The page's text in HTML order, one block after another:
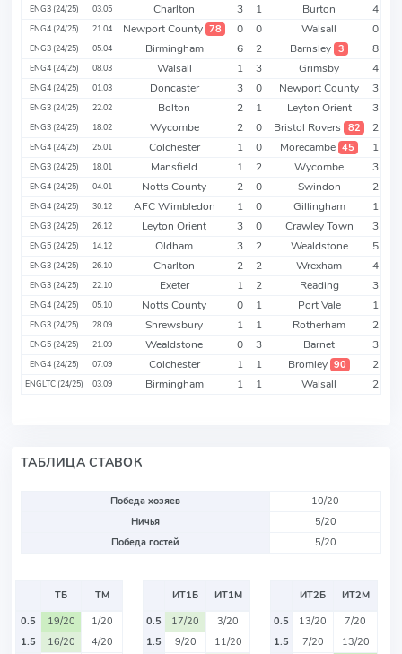
ENG3 (24/25) 03.05 Charlton 3 1 Burton 4
ENG4 (24/25) 21.04 Newport County 78 0 0 Walsall 0
ENG3 (24/25) 05.04 Birmingham 6 2 Barnsley 3 8
ENG4 (24/25) 08.03 Walsall 1 3 Grimsby 4
ENG4 (24/25) 01.03 Doncaster 3 0 Newport County 3
ENG3 (24/25) 22.02 Bolton 2 1 Leyton Orient 3
ENG3 (24/25) 18.02 Wycombe 2 0 Bristol Rovers 82 2
ENG4 (24/25) 25.01 Colchester 1 0 Morecambe 45 1
ENG3 (24/25) 18.01 Mansfield 1 2 Wycombe 3
ENG4 (24/25) 04.01 Notts County 2 0 Swindon 2
ENG4 (24/25) 30.12 AFC Wimbledon 1 0 Gillingham 1
ENG3 (24/25) 26.12 Leyton Orient 3 0 Crawley Town 3
ENG5 (24/25) 14.12 Oldham 3 2 Wealdstone 5
ENG3 (24/25) 26.10 Charlton 2 2 Wrexham 4
ENG3 (24/25) 22.10 Exeter 1 2 Reading 3
ENG4 (24/25) 05.10 Notts County 0 1 Port Vale 1
ENG3 (24/25) 28.09 Shrewsbury 1 1 Rotherham 2
ENG5 (24/25) 21.09 Wealdstone 0 3 Barnet 3
ENG4 (24/25) 07.09 Colchester 1 1 Bromley 90 2
ENGLTC (24/25) 03.09 Birmingham 1 1 Walsall 2
ТАБЛИЦА СТАВОК
Победа хозяев
10/20
Ничья
5/20
Победа гостей
5/20
ТБ
ТМ
0.5
19/20
1/20
1.5
16/20
4/20
ИТ1Б
ИТ1М
0.5
17/20
3/20
1.5
9/20
11/20
ИТ2Б
ИТ2М
0.5
13/20
7/20
1.5
7/20
13/20